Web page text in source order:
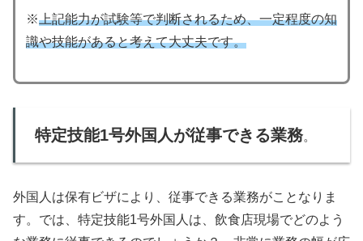
※上記能力が試験等で判断されるため、一定程度の知
識や技能があると考えて大丈夫です。
特定技能1号外国人が従事できる業務。
外国人は保有ビザにより、従事できる業務がことなりま
す。では、特定技能1号外国人は、飲食店現場でどのよう